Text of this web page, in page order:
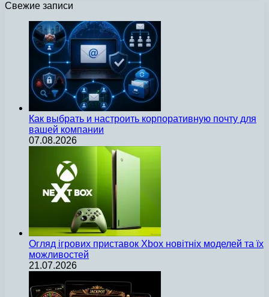
Свежие записи
Как выбрать и настроить корпоративную почту для
вашей компании
07.08.2026
Огляд ігрових приставок Xbox новітніх моделей та їх
можливостей
21.07.2026